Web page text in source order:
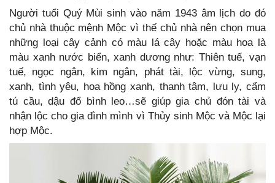
Người tuổi Quý Mùi sinh vào năm 1943 âm lịch do đó
chủ nhà thuộc mệnh Mộc vì thế chủ nhà nên chọn mua
những loại cây cảnh có màu lá cây hoặc màu hoa là
màu xanh nước biển, xanh dương như: Thiên tuế, vạn
tuế, ngọc ngân, kim ngân, phát tài, lộc vừng, sung,
xanh, tình yêu, hoa hồng xanh, thanh tâm, lưu ly, cẩm
tú cầu, dậu đổ bình leo…sẽ giúp gia chủ đón tài và
nhận lộc cho gia đình mình vì Thủy sinh Mộc và Mộc lại
hợp Mộc.